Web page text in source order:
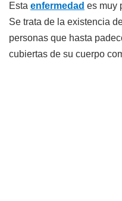
Esta enfermedad es muy
Se trata de la existencia
personas que hasta
cubiertas de su cuerpo